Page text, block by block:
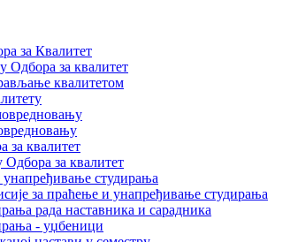
за Квалитет
Одбора за квалитет
квалитетом
за квалитет
Одбора за квалитет
студирања
за праћење и унапређивање студирања
рада наставника и сарадника
- уџбеници